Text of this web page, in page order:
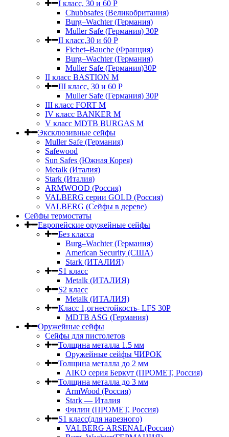
I класс, 30 и 60 P
Chubbsafes (Великобритания)
Burg–Wachter (Германия)
Muller Safe (Германия) 30Р
II класс,30 и 60 P
Fichet–Bauche (Франция)
Burg–Wachter (Германия)
Muller Safe (Германия)30P
II класс BASTION M
III класс, 30 и 60 P
Muller Safe (Германия) 30Р
III класс FORT M
IV класс BANKER M
V класс МDTB BURGAS M
Эксклюзивные сейфы
Muller Safe (Германия)
Safewood
Sun Safes (Южная Корея)
Metalk (Италия)
Stark (Италия)
ARMWOOD (Россия)
VALBERG серии GOLD (Россия)
VALBERG (Сейфы в дереве)
Сейфы термостаты
Европейские оружейные сейфы
Без класса
Burg–Wachter (Германия)
American Security (США)
Stark (ИТАЛИЯ)
S1 класс
Metalk (ИТАЛИЯ)
S2 класс
Metalk (ИТАЛИЯ)
Класс 1,огнестойкость- LFS 30P
MDTB ASG (Германия)
Оружейные сейфы
Сейфы для пистолетов
Толщина металла 1.5 мм
Оружейные сейфы ЧИРОК
Толщина металла до 2 мм
AIKO серия Беркут (ПРОМЕТ, Россия)
Толщина металла до 3 мм
ArmWood (Россия)
Stark — Италия
Филин (ПРОМЕТ, Россия)
S1 класс(для нарезного)
VALBERG ARSENAL(Россия)